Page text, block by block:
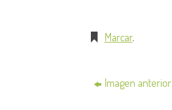
Marcar.
Imagen anterior